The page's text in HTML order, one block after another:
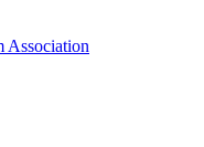
Association